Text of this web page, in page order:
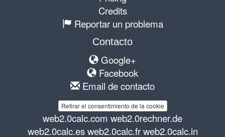
Credits
Reportar un problema
Contacto
Google+
Facebook
Email de contacto
Retirar el consentimiento de la cookie
web2.0calc.com web2.0rechner.de
web2.0calc.es web2.0calc.fr web2.0calc.in